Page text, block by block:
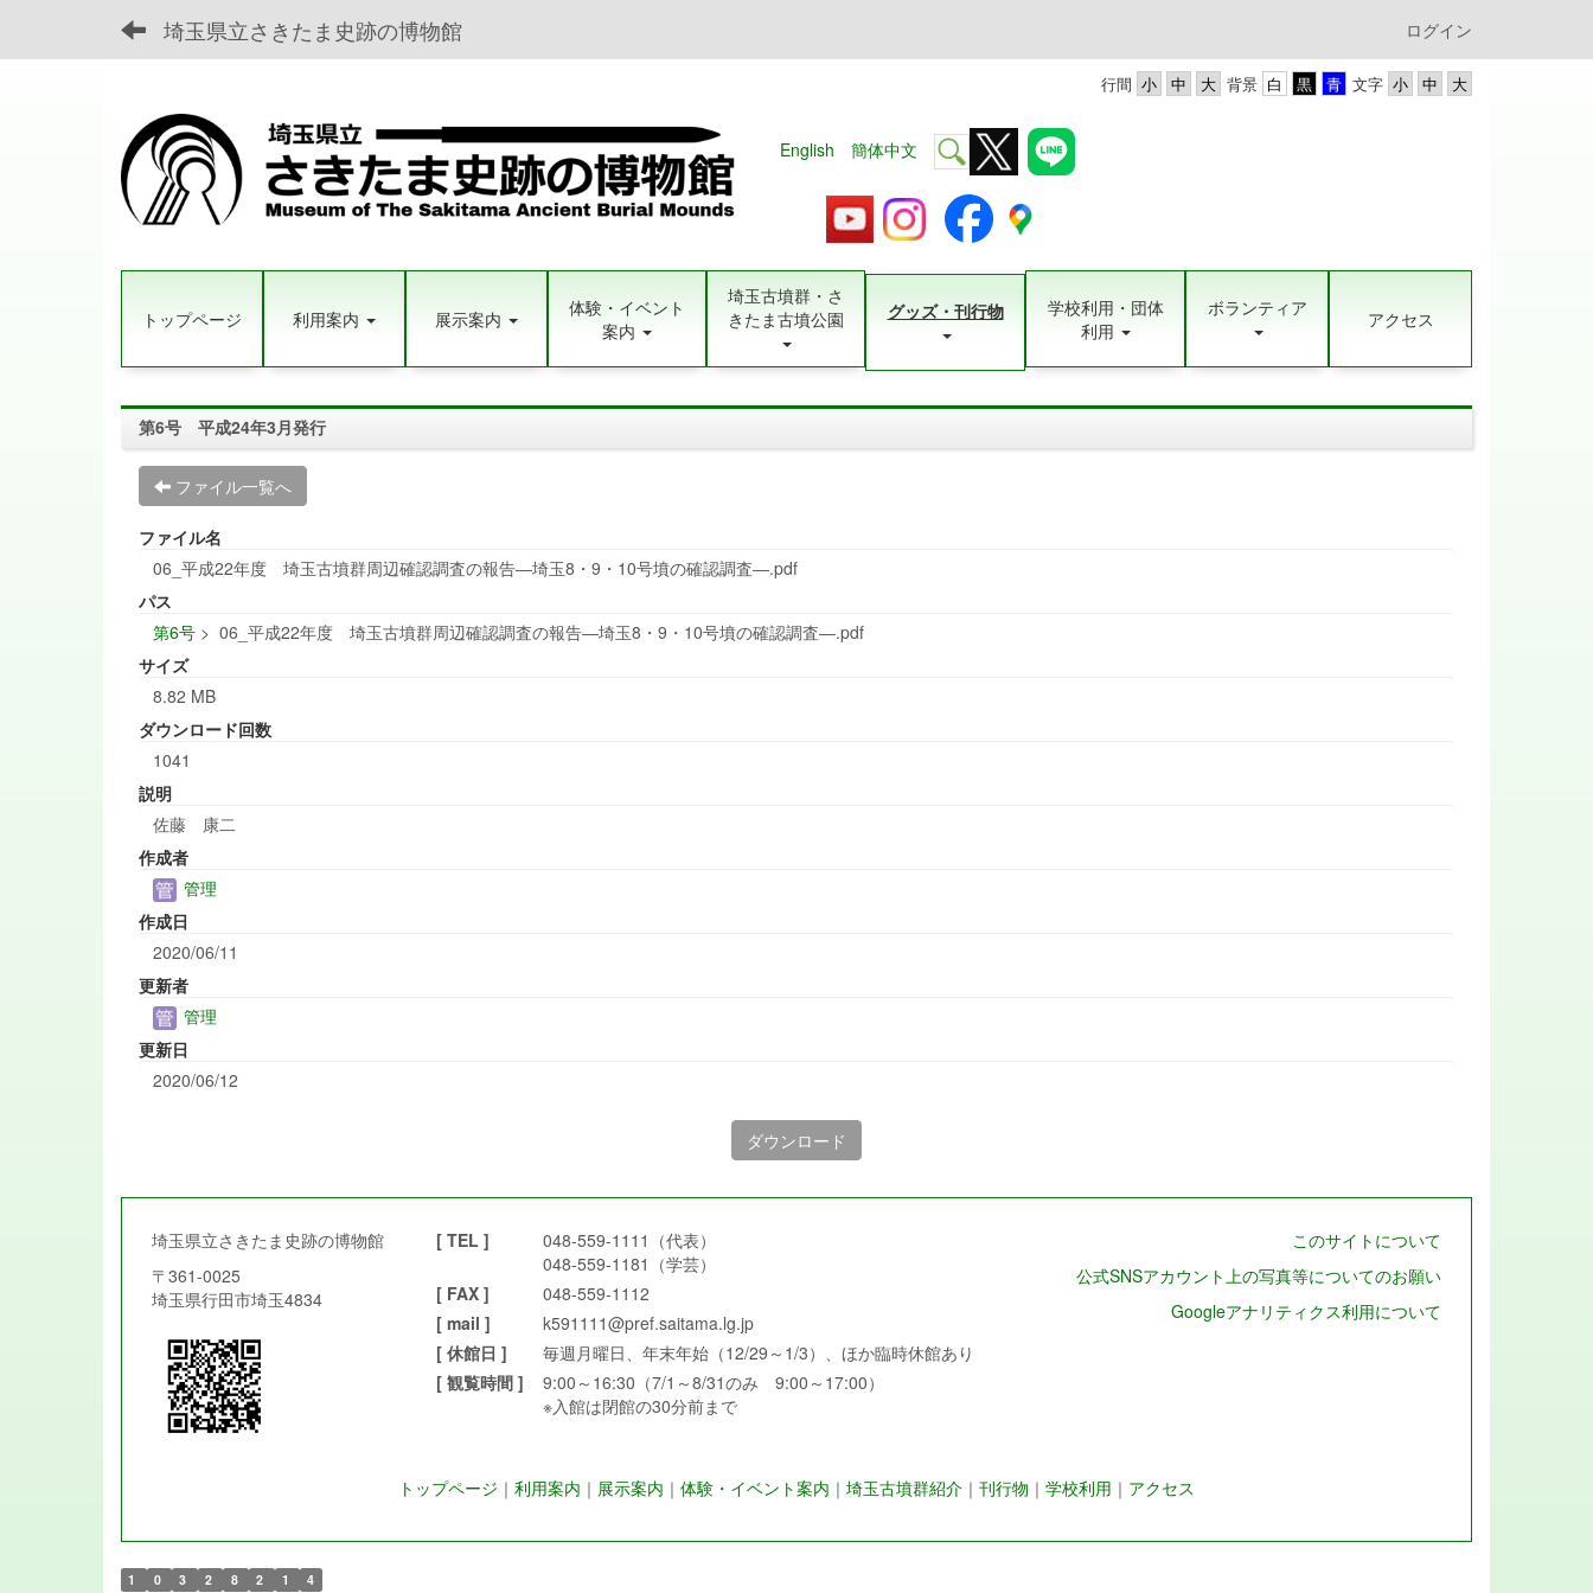
埼玉県立さきたま史跡の博物館 ログイン
文字
背景
行間
English 簡体中文
トップページ 利用案内 展示案内
体験・イベント
案内
埼玉古墳群・さ
きたま古墳公園
グッズ・刊行物
学校利用・団体
利用
ボランティア アクセス
第6号 平成24年3月発行
ファイル一覧へ
ファイル名
06_平成22年度 埼玉古墳群周辺確認調査の報告―埼玉8・9・10号墳の確認調査―.pdf
パス
第6号 > 06_平成22年度 埼玉古墳群周辺確認調査の報告―埼玉8・9・10号墳の確認調査―.pdf
サイズ
8.82 MB
ダウンロード回数
1041
説明
佐藤 康二
作成者
管理
作成日
2020/06/11
更新者
管理
更新日
2020/06/12
ダウンロード
埼玉県立さきたま史跡の博物館
〒361-0025
埼玉県行田市埼玉4834
[ TEL ]
048-559-1111（代表）
048-559-1181（学芸）
[ FAX ]
048-559-1112
[ mail ]
k591111@pref.saitama.lg.jp
[ 休館日 ]
毎週月曜日、年末年始（12/29～1/3）、ほか臨時休館あり
[ 観覧時間 ]
9:00～16:30（7/1～8/31のみ 9:00～17:00）
※入館は閉館の30分前まで
このサイトについて
公式SNSアカウント上の写真等についてのお願い
Googleアナリティクス利用について
トップページ ｜ 利用案内 ｜ 展示案内 ｜ 体験・イベント案内 ｜ 埼玉古墳群紹介 ｜ 刊行物 ｜ 学校利用 ｜ アクセス
1 0 3 2 8 2 1 4